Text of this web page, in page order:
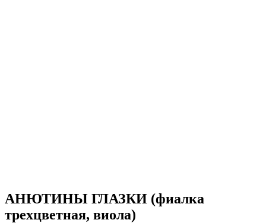
АНЮТИНЫ ГЛАЗКИ (фиалка
трехцветная, виола)